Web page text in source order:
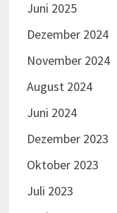
Juni 2025
Dezember 2024
November 2024
August 2024
Juni 2024
Dezember 2023
Oktober 2023
Juli 2023